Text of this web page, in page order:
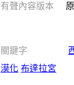
有聲內容版本
關鍵字
漠化 布達拉宮